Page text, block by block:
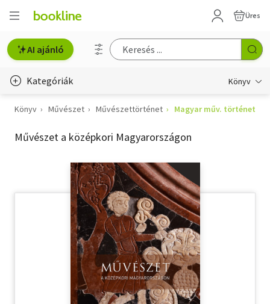
Üres
AI ajánló
Kategóriák Könyv
Életmód, egészség
Erotika
Gyermek- és ifjúsági
Hobbi, szabadidő
Szótár, nyelvkönyv
Könyv Művészet Művészettörténet Magyar műv. történet
Művészet a középkori Magyarországon